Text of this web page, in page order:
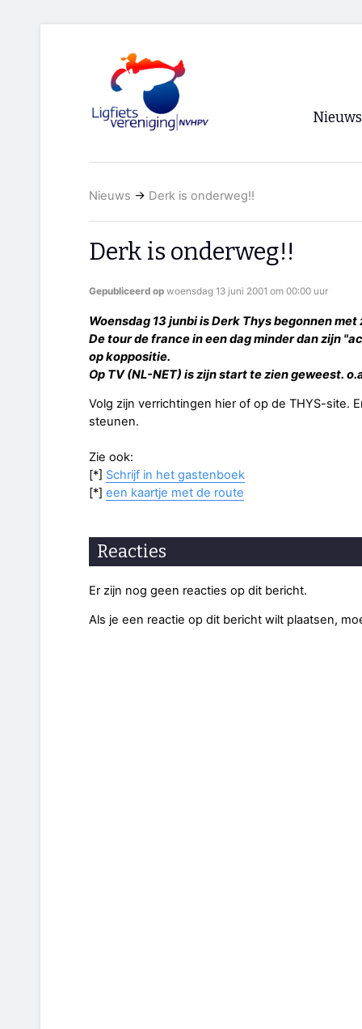
Nieuws
Nieuws → Derk is onderweg!!
Derk is onderweg!!
Gepubliceerd op woensdag 13 juni 2001 om 00:00 uur
Woensdag 13 junbi is Derk Thys begonnen
De tour de france in een dag minder dan zijn
op koppositie.
Op TV (NL-NET) is zijn start te zien geweest.
Volg zijn verrichtingen hier of op de THYS-site.
steunen.
Zie ook:
[*] Schrijf in het gastenboek
[*] een kaartje met de route
Reacties
Er zijn nog geen reacties op dit bericht.
Als je een reactie op dit bericht wilt plaatsen,